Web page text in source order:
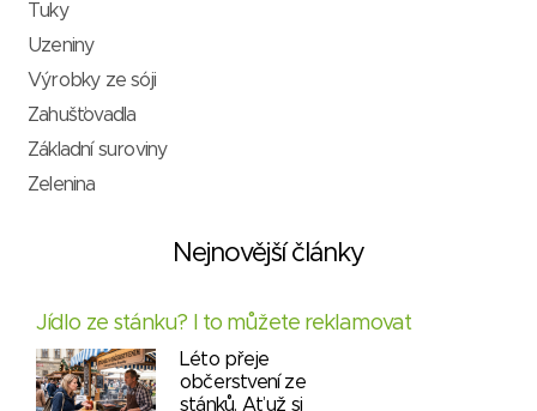
Tuky
Uzeniny
Výrobky ze sóji
Zahušťovadla
Základní suroviny
Zelenina
Nejnovější články
Jídlo ze stánku? I to můžete reklamovat
Léto přeje
občerstvení ze
stánků. Ať už si